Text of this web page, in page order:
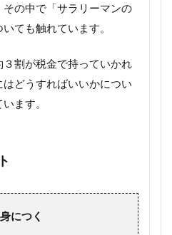
の中で「サラリーマンの
ても触れています。
割が税金で持っていかれ
どうすればいいかについ
ます。
につく